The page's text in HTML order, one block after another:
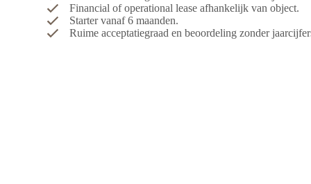
Financial of operational lease afhankelijk van object.
Starter vanaf 6 maanden.
Ruime acceptatiegraad en beoordeling zonder